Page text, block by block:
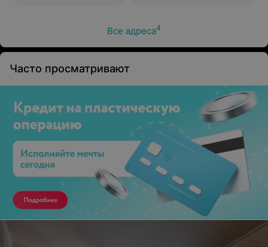
Все адреса4
Часто просматривают